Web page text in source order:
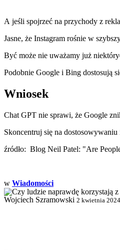
A jeśli spojrzeć na przychody z
Jasne, że Instagram rośnie w
Być może nie uważamy już
Podobnie Google i Bing dostosują
Wniosek
Chat GPT nie sprawi, że Google
Skoncentruj się na
źródło: Blog Neil Patel: "Are
w Wiadomości
Wojciech Szramowski 2 kwietnia 2024